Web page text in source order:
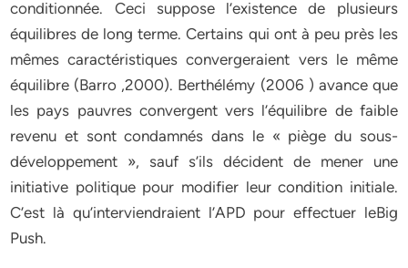
conditionnée. Ceci suppose l’existence de plusieurs
équilibres de long terme. Certains qui ont à peu près les
mêmes caractéristiques convergeraient vers le même
équilibre (Barro ,2000). Berthélémy (2006 ) avance que
les pays pauvres convergent vers l’équilibre de faible
revenu et sont condamnés dans le « piège du sous-
développement », sauf s’ils décident de mener une
initiative politique pour modifier leur condition initiale.
C’est là qu’interviendraient l’APD pour effectuer leBig
Push.